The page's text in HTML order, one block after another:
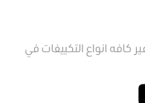
كافه انواع التكييفات في